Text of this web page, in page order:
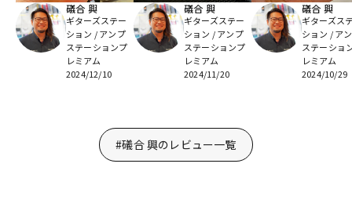
礒合 興
ギターズステー
ション / アンプ
ステーションプ
レミアム
2024/12/10
礒合 興
ギターズステー
ション / アンプ
ステーションプ
レミアム
2024/11/20
礒合 興
ギターズス
ション / ア
ステーショ
レミアム
2024/10/29
#礒合 興のレビュー一覧